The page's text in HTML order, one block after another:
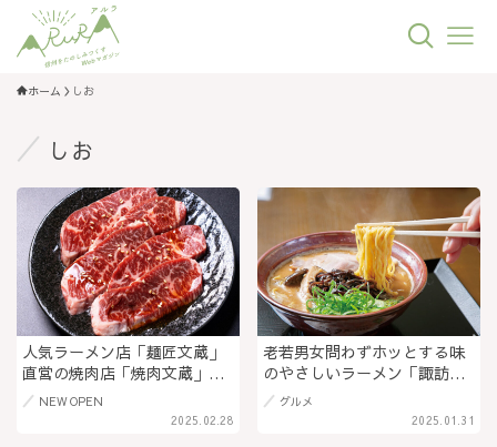
ホーム しお
しお
人気ラーメン店「麺匠文蔵」
直営の焼肉店「焼肉文蔵」が
佐久平駅近くにオープン！ラ
ンチセットや「牛蔵らぁめ
2025.02.28
NEW OPEN
老若男女問わずホッとする味
のやさしいラーメン「諏訪の
ラーメン なべや」調味料やト
ッピングでアレンジも楽しん
2025.01.31
グルメ